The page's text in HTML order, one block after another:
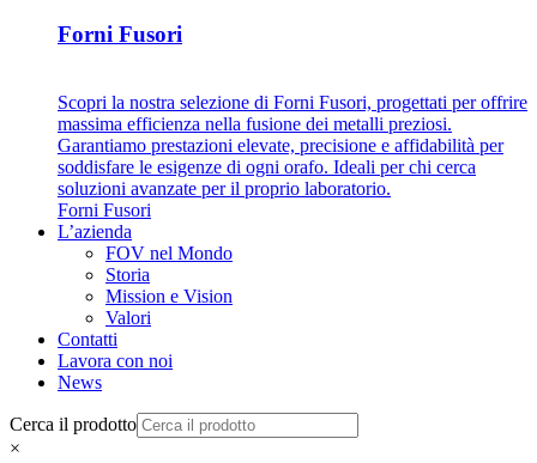
Forni Fusori
Scopri la nostra selezione di Forni Fusori, progettati per offrire
massima efficienza nella fusione dei metalli preziosi.
Garantiamo prestazioni elevate, precisione e affidabilità per
soddisfare le esigenze di ogni orafo. Ideali per chi cerca
soluzioni avanzate per il proprio laboratorio.
Forni Fusori
L’azienda
FOV nel Mondo
Storia
Mission e Vision
Valori
Contatti
Lavora con noi
News
Cerca il prodotto
×